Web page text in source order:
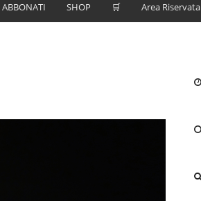
ABBONATI SHOP 🛒 Area Riservata